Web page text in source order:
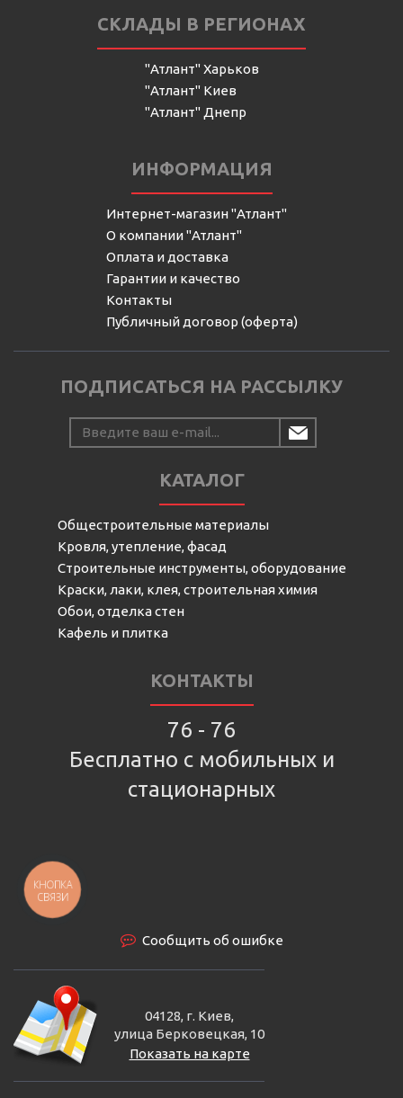
СКЛАДЫ В РЕГИОНАХ
"Атлант" Харьков
"Атлант" Киев
"Атлант" Днепр
ИНФОРМАЦИЯ
Интернет-магазин "Атлант"
О компании "Атлант"
Оплата и доставка
Гарантии и качество
Контакты
Публичный договор (оферта)
ПОДПИСАТЬСЯ НА РАССЫЛКУ
КАТАЛОГ
Общестроительные материалы
Кровля, утепление, фасад
Строительные инструменты, оборудование
Краски, лаки, клея, строительная химия
Обои, отделка стен
Кафель и плитка
КОНТАКТЫ
76 - 76
Бесплатно с мобильных и
стационарных
Сообщить об ошибке
04128, г. Киев,
улица Берковецкая, 10
Показать на карте
КНОПКА
СВЯЗИ